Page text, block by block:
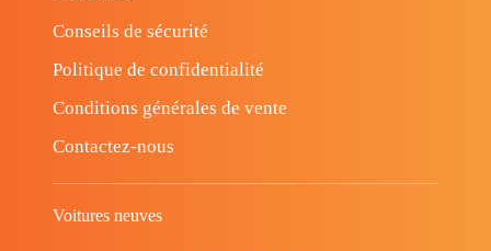
Conseils de sécurité
Politique de confidentialité
Conditions générales de vente
Contactez-nous
Voitures neuves